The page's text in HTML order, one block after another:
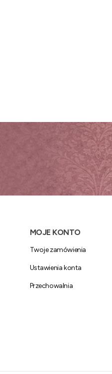
MOJE KONTO
Twoje zamówienia
Ustawienia konta
Przechowalnia